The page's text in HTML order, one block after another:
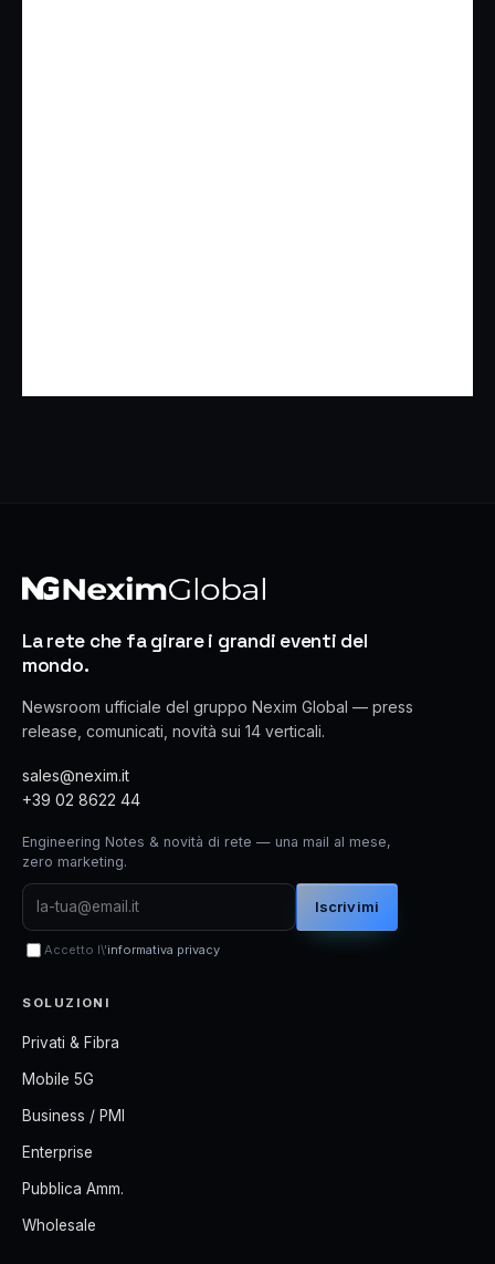
La rete che fa girare i grandi eventi del
mondo.
Newsroom ufficiale del gruppo Nexim Global — press
release, comunicati, novità sui 14 verticali.
sales@nexim.it
+39 02 8622 44
Engineering Notes & novità di rete — una mail al mese,
zero marketing.
Iscrivimi
Accetto l\'informativa privacy
SOLUZIONI
Privati & Fibra
Mobile 5G
Business / PMI
Enterprise
Pubblica Amm.
Wholesale